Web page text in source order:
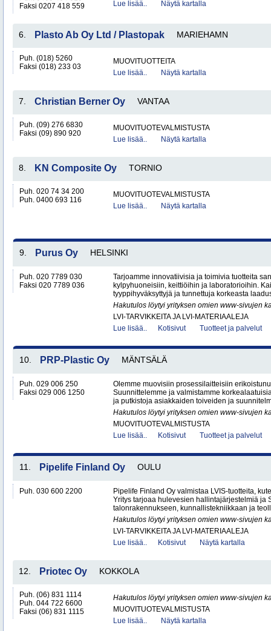
Faksi 0207 418 559
Lue lisää..
Näytä kartalla
6. Plasto Ab Oy Ltd / Plastopak MARIEHAMN
Puh. (018) 5260
Faksi (018) 233 03
MUOVITUOTTEITA
Lue lisää..
Näytä kartalla
7. Christian Berner Oy VANTAA
Puh. (09) 276 6830
Faksi (09) 890 920
MUOVITUOTEVALMISTUSTA
Lue lisää..
Näytä kartalla
8. KN Composite Oy TORNIO
Puh. 020 74 34 200
Puh. 0400 693 116
MUOVITUOTEVALMISTUSTA
Lue lisää..
Näytä kartalla
9. Purus Oy HELSINKI
Puh. 020 7789 030
Faksi 020 7789 036
Tarjoamme innovatiivisia ja toimivia tuotteita
kylpyhuoneisiin, keittiöihin ja laboratorioihin.
tyyppihyväksyttyjä ja tunnettuja korkeasta
Hakutulos löytyi yrityksen omien www-sivujen
LVI-TARVIKKEITA JA LVI-MATERIAALEJA
Lue lisää..
Kotisivut Tuotteet ja palvelut
10. PRP-Plastic Oy MÄNTSÄLÄ
Puh. 029 006 250
Faksi 029 006 1250
Olemme muovisiin prosessilaitteisiin
Suunnittelemme ja valmistamme
ja putkistoja asiakkaiden toiveiden ja
Hakutulos löytyi yrityksen omien www-sivujen
MUOVITUOTEVALMISTUSTA
Lue lisää..
Kotisivut Tuotteet ja palvelut
11. Pipelife Finland Oy OULU
Puh. 030 600 2200
Pipelife Finland Oy valmistaa LVIS-tuotteita,
Yritys tarjoaa hulevesien hallintajärjestelmiä ja
talonrakennukseen, kunnallistekniikkaan ja
Hakutulos löytyi yrityksen omien www-sivujen
LVI-TARVIKKEITA JA LVI-MATERIAALEJA
Lue lisää..
Kotisivut Näytä kartalla
12. Priotec Oy KOKKOLA
Puh. (06) 831 1114
Puh. 044 722 6600
Faksi (06) 831 1115
Hakutulos löytyi yrityksen omien www-sivujen
MUOVITUOTEVALMISTUSTA
Lue lisää..
Näytä kartalla